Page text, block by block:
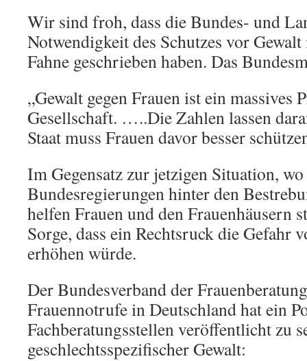
Wir sind froh, dass die Bundes- und
Notwendigkeit des Schutzes vor
Fahne geschrieben haben. Das
„Gewalt gegen Frauen ist ein massives
Gesellschaft. …..Die Zahlen lassen
Staat muss Frauen davor besser
Im Gegensatz zur jetzigen Situation,
Bundesregierungen hinter den
helfen Frauen und den Frauenhäusern
Sorge, dass ein Rechtsruck die Gefahr
erhöhen würde.
Der Bundesverband der
Frauennotrufe in Deutschland hat ein
Fachberatungsstellen veröffentlicht zu
geschlechtsspezifischer Gewalt: